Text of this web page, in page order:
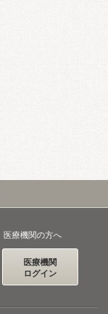
医療機関の方へ
医療機関
ログイン